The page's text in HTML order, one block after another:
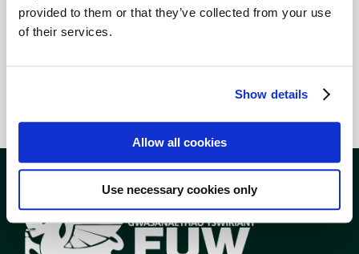
provided to them or that they’ve collected from your use
of their services.
Show details
Allow all cookies
Use necessary cookies only